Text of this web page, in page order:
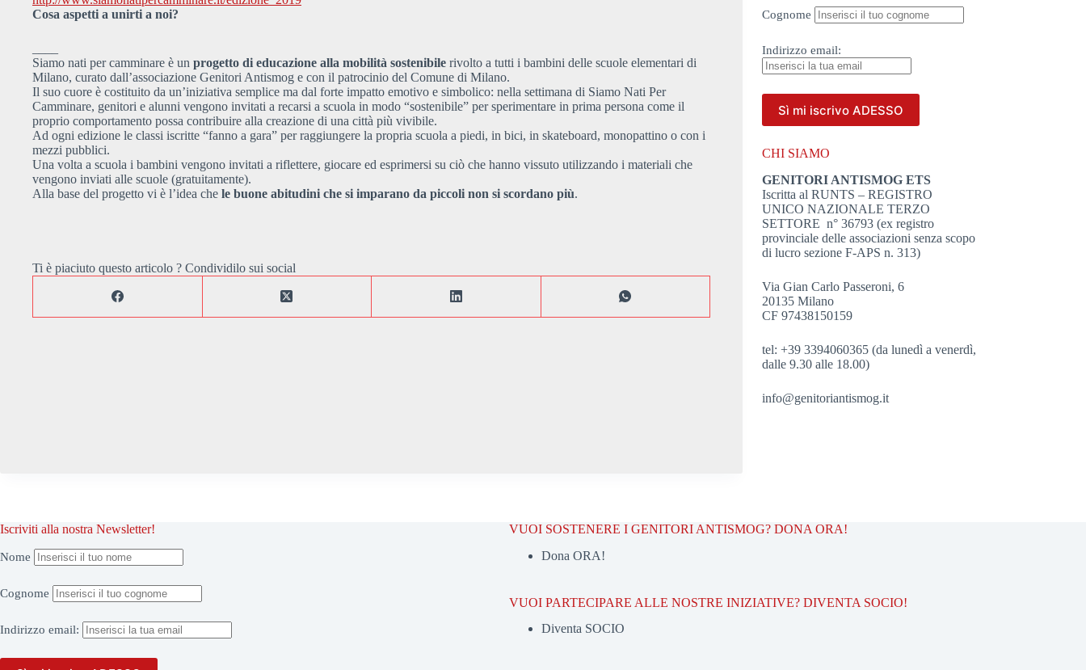
Cosa aspetti a unirti a noi?
Siamo nati per camminare è un progetto di educazione alla mobilità sostenibile rivolto a tutti i bambini delle scuole elementari di
Milano, curato dall’associazione Genitori Antismog e con il patrocinio del Comune di Milano.
Il suo cuore è costituito da un’iniziativa semplice ma dal forte impatto emotivo e simbolico: nella settimana di Siamo Nati Per
Camminare, genitori e alunni vengono invitati a recarsi a scuola in modo “sostenibile” per sperimentare in prima persona come il
proprio comportamento possa contribuire alla creazione di una città più vivibile.
Ad ogni edizione le classi iscritte “fanno a gara” per raggiungere la propria scuola a piedi, in bici, in skateboard, monopattino o con i
mezzi pubblici.
Una volta a scuola i bambini vengono invitati a riflettere, giocare ed esprimersi su ciò che hanno vissuto utilizzando i materiali che
vengono inviati alle scuole (gratuitamente).
Alla base del progetto vi è l’idea che le buone abitudini che si imparano da piccoli non si scordano più.
Ti è piaciuto questo articolo ? Condividilo sui social
Cognome
Indirizzo email:
CHI SIAMO
GENITORI ANTISMOG ETS
Iscritta al RUNTS – REGISTRO
UNICO NAZIONALE TERZO
SETTORE n° 36793 (ex registro
provinciale delle associazioni senza scopo
di lucro sezione F-APS n. 313)
Via Gian Carlo Passeroni, 6
20135 Milano
CF 97438150159
tel: +39 3394060365 (da lunedì a venerdì,
dalle 9.30 alle 18.00)
info@genitoriantismog.it
Iscriviti alla nostra Newsletter!
Nome
Cognome
Indirizzo email:
VUOI SOSTENERE I GENITORI ANTISMOG? DONA ORA!
Dona ORA!
VUOI PARTECIPARE ALLE NOSTRE INIZIATIVE? DIVENTA SOCIO!
Diventa SOCIO